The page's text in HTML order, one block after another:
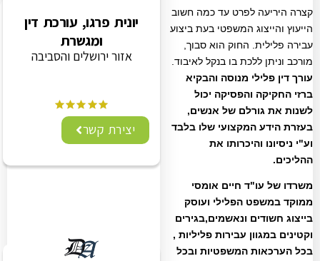
קצרה היריעה לפרט עד כמה חשוב
הייעוץ והייצוג המשפטי בעת ביצוע
עבירה פלילית. החוק הוא סבוך,
מורכב וניתן ללכת בו בנקל לאיבוד.
עורך דין פלילי מנוסה והבקיא
ברזי החקיקה והפסיקה יכול
לשנות את גורלם של אנשים,
בעזרת הידע המקצועי שלו בלבד
וע"י ניסיונו והיכרותו את
ההליכים.
משרדו של עו"ד חיים אומסי
ממוקד במשפט הפלילי ועוסק
בייצוג חשודים ונאשמים,בגירים
וקטינים במגוון עבירות פליליות ,
בכל הערכאות המשפטיות ובכל
יונית פרגו, עורכת דין
ומגשרת
אזור ירושלים והסביבה
יצירת קשר